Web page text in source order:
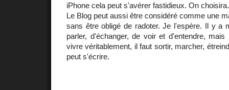
iPhone cela peut s'avérer fastidieux. On choisira.
Le Blog peut aussi être considéré comme une
sans être obligé de radoter. Je l'espère. Il y a
parler, d'échanger, de voir et d'entendre,
vivre véritablement, il faut sortir, marcher,
peut s'écrire.